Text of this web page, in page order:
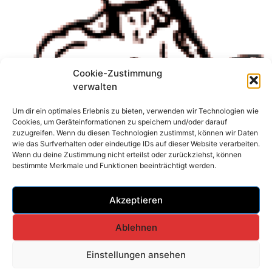
Cookie-Zustimmung
verwalten
Um dir ein optimales Erlebnis zu bieten, verwenden wir Technologien wie
Cookies, um Geräteinformationen zu speichern und/oder darauf
zuzugreifen. Wenn du diesen Technologien zustimmst, können wir Daten
wie das Surfverhalten oder eindeutige IDs auf dieser Website verarbeiten.
Wenn du deine Zustimmung nicht erteilst oder zurückziehst, können
bestimmte Merkmale und Funktionen beeinträchtigt werden.
Akzeptieren
Ablehnen
Einstellungen ansehen
Cookie-Richtlinie (EU)
Datenschutzerklärung